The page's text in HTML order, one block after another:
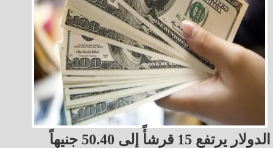
الدولار يرتفع 15 قرشأً إلى 50.40 جنيهاً